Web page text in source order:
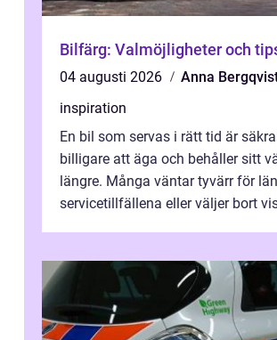
Bilfärg: Valmöjligheter och
04 augusti 2026
Anna
inspiration
En bil som servas i rätt tid är
billigare att äga och behåller sitt
längre. Många väntar tyvärr för
servicetillfällena eller väljer bort